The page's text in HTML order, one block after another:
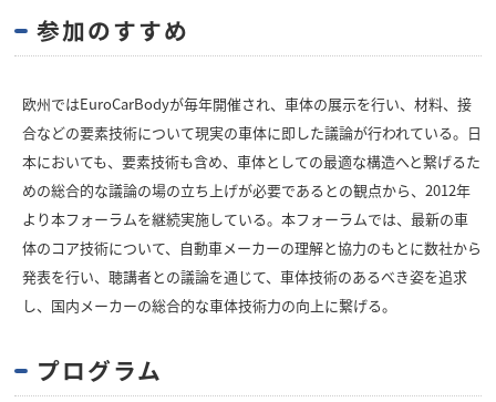
参加のすすめ
欧州ではEuroCarBodyが毎年開催され、車体の展示を行い、材料、接
合などの要素技術について現実の車体に即した議論が行われている。日
本においても、要素技術も含め、車体としての最適な構造へと繋げるた
めの総合的な議論の場の立ち上げが必要であるとの観点から、2012年
より本フォーラムを継続実施している。本フォーラムでは、最新の車
体のコア技術について、自動車メーカーの理解と協力のもとに数社から
発表を行い、聴講者との議論を通じて、車体技術のあるべき姿を追求
し、国内メーカーの総合的な車体技術力の向上に繋げる。
プログラム